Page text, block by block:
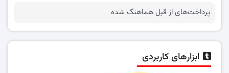
پرداخت‌های از قبل هماهنگ شده
ابزارهای کاربردی